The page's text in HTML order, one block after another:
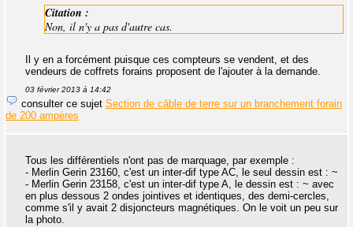
Citation :
Non, il n'y a pas d'autre cas.
Il y en a forcément puisque ces compteurs se vendent, et des
vendeurs de coffrets forains proposent de l'ajouter à la demande.
03 février 2013 à 14:42
consulter ce sujet Section de câble de terre sur un branchement forain
de 200 ampères
Tous les différentiels n'ont pas de marquage, par exemple :
- Merlin Gerin 23160, c'est un inter-dif type AC, le seul dessin est : ~
- Merlin Gerin 23158, c'est un inter-dif type A, le dessin est : ~ avec
en plus dessous 2 ondes jointives et identiques, des demi-cercles,
comme s'il y avait 2 disjoncteurs magnétiques. On le voit un peu sur
la photo.